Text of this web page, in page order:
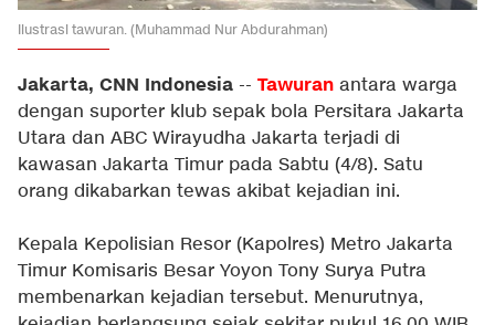
Ilustrasi tawuran. (Muhammad Nur Abdurahman)
Jakarta, CNN Indonesia -- Tawuran antara warga
dengan suporter klub sepak bola Persitara Jakarta
Utara dan ABC Wirayudha Jakarta terjadi di
kawasan Jakarta Timur pada Sabtu (4/8). Satu
orang dikabarkan tewas akibat kejadian ini.
Kepala Kepolisian Resor (Kapolres) Metro Jakarta
Timur Komisaris Besar Yoyon Tony Surya Putra
membenarkan kejadian tersebut. Menurutnya,